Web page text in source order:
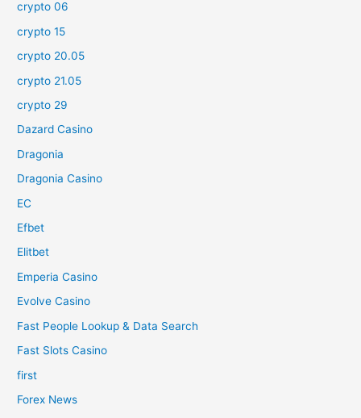
crypto 06
crypto 15
crypto 20.05
crypto 21.05
crypto 29
Dazard Casino
Dragonia
Dragonia Casino
EC
Efbet
Elitbet
Emperia Casino
Evolve Casino
Fast People Lookup & Data Search
Fast Slots Casino
first
Forex News